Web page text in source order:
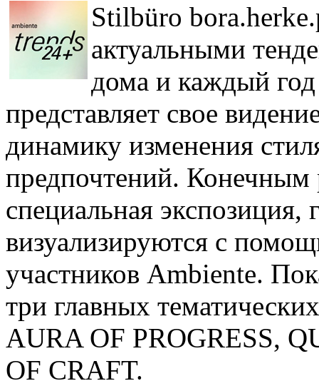
Stilbüro
актуальными
дома и каждый
представляет свое
динамику изменения
предпочтений. Конечным
специальная экспозиция,
визуализируются с
участников Ambiente.
три главных
AURA OF PROGRESS,
OF CRAFT.